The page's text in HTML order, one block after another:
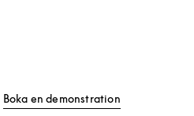
Tab
Boka en demonstration